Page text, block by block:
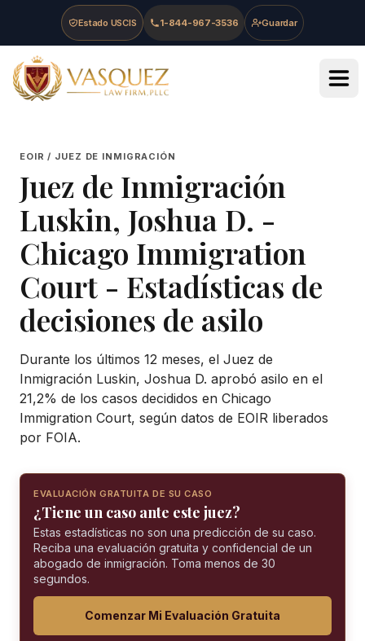
Skip to main content
Skip to navigation
Skip to footer
Estado USCIS 1-844-967-3536 Guardar
Vasquez Law Firm - Home
EOIR / JUEZ DE INMIGRACIÓN
Juez de Inmigración
Luskin, Joshua D. -
Chicago Immigration
Court - Estadísticas de
decisiones de asilo
Durante los últimos 12 meses, el Juez de
Inmigración Luskin, Joshua D. aprobó asilo en el
21,2% de los casos decididos en Chicago
Immigration Court, según datos de EOIR liberados
por FOIA.
EVALUACIÓN GRATUITA DE SU CASO
¿Tiene un caso ante este juez?
Estas estadísticas no son una predicción de su caso.
Reciba una evaluación gratuita y confidencial de un
abogado de inmigración. Toma menos de 30
segundos.
Comenzar Mi Evaluación Gratuita